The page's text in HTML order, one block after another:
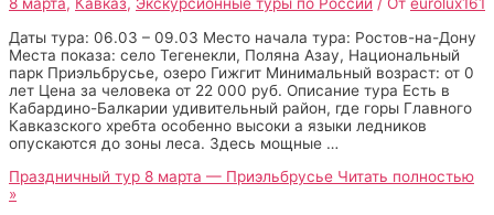
Даты тура: 06.03 – 09.03 Место начала тура: Ростов-на-Дону
Места показа: село Тегенекли, Поляна Азау, Национальный
парк Приэльбрусье, озеро Гижгит Минимальный возраст: от 0
лет Цена за человека от 22 000 руб. Описание тура Есть в
Кабардино-Балкарии удивительный район, где горы Главного
Кавказского хребта особенно высоки а языки ледников
опускаются до зоны леса. Здесь мощные …
Праздничный тур 8 марта — Приэльбрусье Читать полностью
»